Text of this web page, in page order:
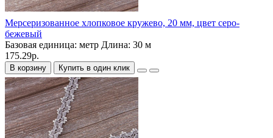
Мерсеризованное хлопковое кружево, 20 мм, цвет серо-
бежевый
Базовая единица: метр Длина: 30 м
175.29р.
В корзину Купить в один клик